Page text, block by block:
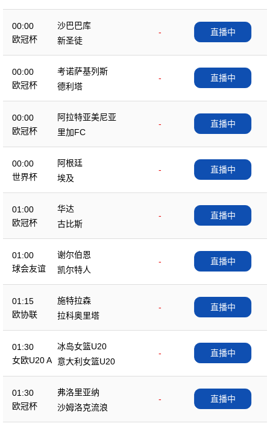
00:00
欧冠杯
沙巴巴库
-
新圣徒
直播中
00:00
欧冠杯
考诺萨基列斯
-
德利塔
直播中
00:00
欧冠杯
阿拉特亚美尼亚
-
里加FC
直播中
00:00
世界杯
阿根廷
-
埃及
直播中
01:00
欧冠杯
华达
-
古比斯
直播中
01:00
球会友谊
谢尔伯恩
-
凯尔特人
直播中
01:15
欧协联
施特拉森
-
拉科奥里塔
直播中
01:30
女欧U20 A
冰岛女篮U20
-
意大利女篮U20
直播中
01:30
欧冠杯
弗洛里亚纳
-
沙姆洛克流浪
直播中